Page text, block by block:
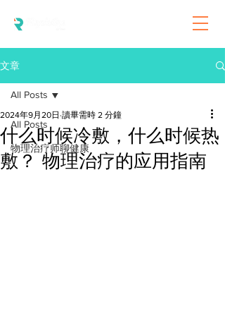
文章
All Posts
物理治疗师聊健康
All Posts
什么时候冷敷，什么时候热
敷？ 物理治疗的应用指南
2024年9月20日 讀畢需時 2 分鐘